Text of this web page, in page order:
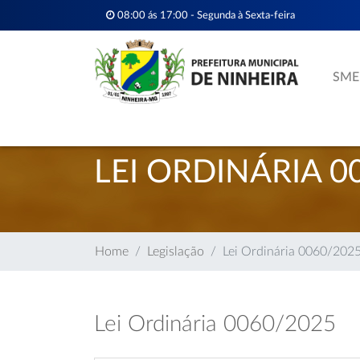
08:00 ás 17:00 - Segunda à Sexta-feira
SME
LEI ORDINÁRIA
Home Legislação Lei Ordinária 0060/
Lei Ordinária 0060/2025